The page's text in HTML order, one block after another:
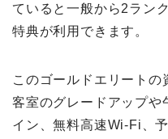
ていると一般から2ラン
特典が利用できます。
このゴールドエリート
客室のグレードアップや
イン、無料高速Wi-Fi、